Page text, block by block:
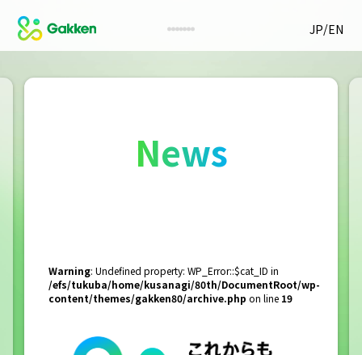
JP/EN
News
Warning: Undefined property: WP_Error::$cat_ID in
/efs/tukuba/home/kusanagi/80th/DocumentRoot/wp-
content/themes/gakken80/archive.php on line 19